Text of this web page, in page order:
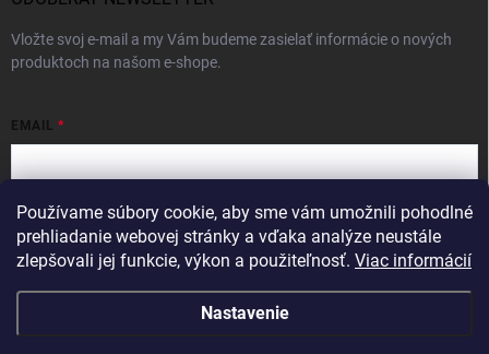
Používame súbory cookie, aby sme vám umožnili pohodlné
prehliadanie webovej stránky a vďaka analýze neustále
zlepšovali jej funkcie, výkon a použiteľnosť. Viac informácií
Nastavenie
Vložte svoj e-mail a my Vám budeme zasielať informácie o nových
produktoch na našom e-shope.
EMAIL
Vložením e-mailu súhlasíte spodmienkami ochrany osobných údajov
Prihlásiť sa